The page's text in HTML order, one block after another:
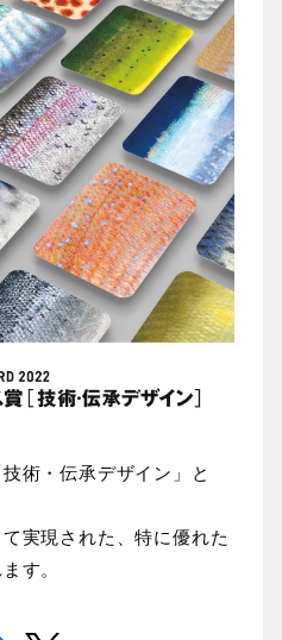
術・伝承デザイン」と
実現された、特に優れた
す。